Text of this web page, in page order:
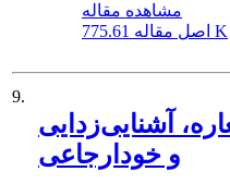
مشاهده مقاله
اصل مقاله 775.61 K
9.
آشنایی‌زدایی
و خودارجاعی